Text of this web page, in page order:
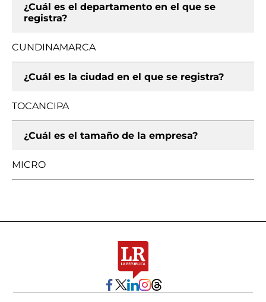
¿Cuál es el departamento en el que se
registra?
CUNDINAMARCA
¿Cuál es la ciudad en el que se registra?
TOCANCIPA
¿Cuál es el tamaño de la empresa?
MICRO